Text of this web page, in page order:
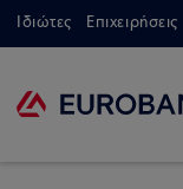
Ιδιώτες Επιχειρήσεις